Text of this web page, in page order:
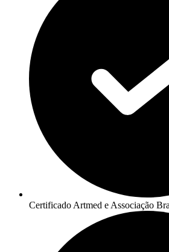
Certificado Artmed e Associação